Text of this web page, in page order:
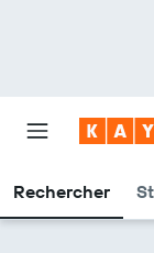
Rechercher